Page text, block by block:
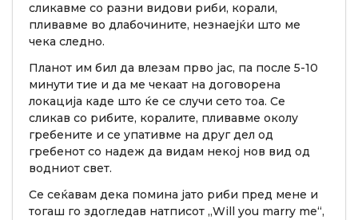
сликавме со разни видови риби, корали,
пливавме во длабочините, незнаејќи што ме
чека следно.
Планот им бил да влезам прво јас, па после 5-10
минути тие и да ме чекаат на договорена
локација каде што ќе се случи сето тоа. Се
сликав со рибите, коралите, пливавме околу
гребените и се упативме на друг дел од
гребенот со надеж да видам некој нов вид од
водниот свет.
Се сеќавам дека помина јато риби пред мене и
тогаш го здогледав натписот „Will you marry me“,